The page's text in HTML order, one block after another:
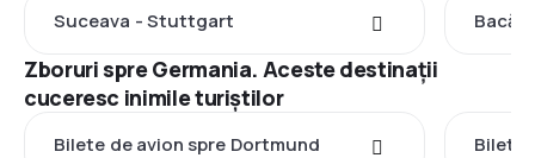
Suceava - Stuttgart
Zboruri spre Germania. Aceste destinații
cuceresc inimile turiștilor
Bilete de avion spre Dortmund Bilete